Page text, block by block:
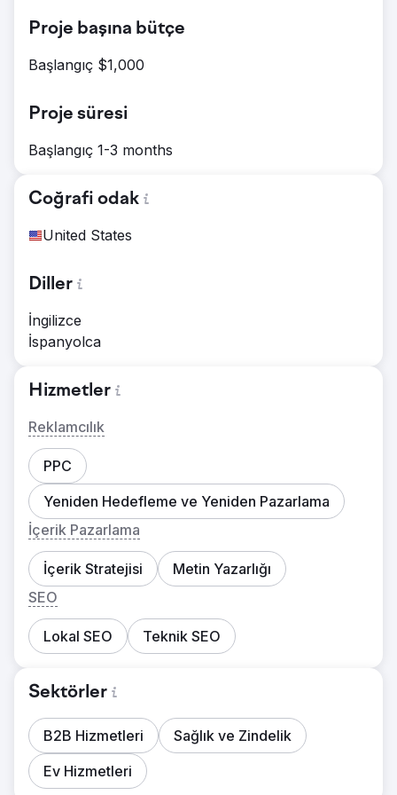
Proje başına bütçe
Başlangıç $1,000
Proje süresi
Başlangıç 1-3 months
Coğrafi odak
United States
Diller
İngilizce
İspanyolca
Hizmetler
Reklamcılık
PPC
Yeniden Hedefleme ve Yeniden Pazarlama
İçerik Pazarlama
İçerik Stratejisi
Metin Yazarlığı
SEO
Lokal SEO Teknik SEO
Sektörler
B2B Hizmetleri
Sağlık ve Zindelik
Ev Hizmetleri